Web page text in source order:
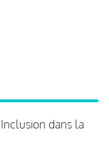
dans la